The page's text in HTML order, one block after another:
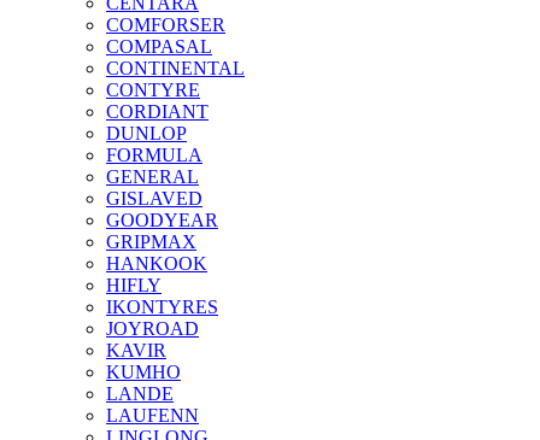
COMFORSER
COMPASAL
CONTINENTAL
CONTYRE
CORDIANT
DUNLOP
FORMULA
GENERAL
GISLAVED
GOODYEAR
GRIPMAX
HANKOOK
HIFLY
IKONTYRES
JOYROAD
KAVIR
KUMHO
LANDE
LAUFENN